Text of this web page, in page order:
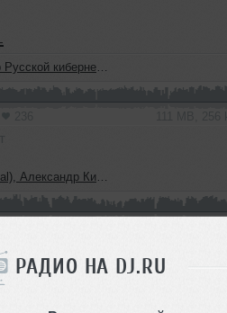
РАДИО НА DJ.RU
(4Mal) и Александром Киреевым (22.07.2026)
кибернетика 725 (22.07.2026)
(в 1 плейлисте)
Сваловым (4Mal) и Александром Киреевым (15.07.2026)